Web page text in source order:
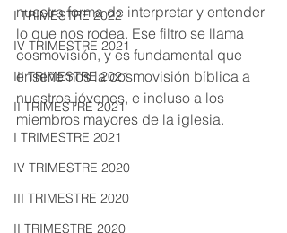
I TRIMESTRE 2022
IV TRIMESTRE 2021
III TRIMESTRE 2021
II TRIMESTRE 2021
I TRIMESTRE 2021
IV TRIMESTRE 2020
III TRIMESTRE 2020
II TRIMESTRE 2020
nuestra forma de interpretar y entender
lo que nos rodea. Ese filtro se llama
cosmovisión, y es fundamental que
enseñemos la cosmovisión bíblica a
nuestros jóvenes, e incluso a los
miembros mayores de la iglesia.